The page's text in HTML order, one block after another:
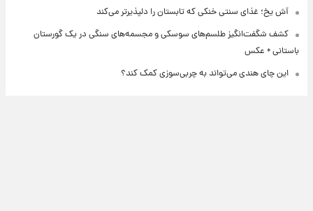
آش یخ؛ غذای سنتی خنکی که تابستان را دلپذیرتر می‌کند
کشف شگفت‌انگیز طلسم‌های سوسکی و مجسمه‌های سنگی در یک گورستان
باستانی + عکس
این چای هندی می‌تواند به چربی‌سوزی کمک کند؟